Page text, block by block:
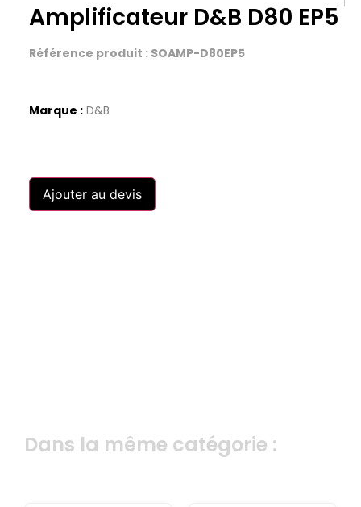
Amplificateur D&B D80 EP5
Référence produit : SOAMP-D80EP5
Marque : D&B
Ajouter au devis
Dans la même catégorie :